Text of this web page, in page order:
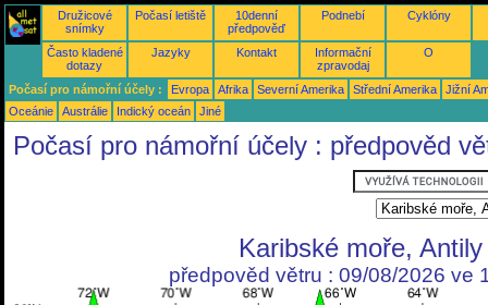
Družicové
snímky
Počasí letiště
10denní
předpověď
Podnebí Cyklóny
Často kladené
dotazy
Jazyky Kontakt
Informační
zpravodaj
O
Počasí pro námořní účely : Evropa Afrika Severní Amerika Střední Amerika
Jižní
Oceánie
Austrálie Indický oceán Jiné
Počasí pro námořní účely : předpověd
Karibské moře, Antily
předpověd větru : 09/08/2026 ve